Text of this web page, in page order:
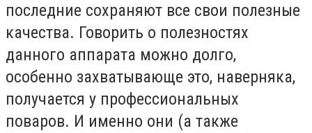
последние сохраняют все свои полезные
качества. Говорить о полезностях
данного аппарата можно долго,
особенно захватывающе это, наверняка,
получается у профессиональных
поваров. И именно они (а также